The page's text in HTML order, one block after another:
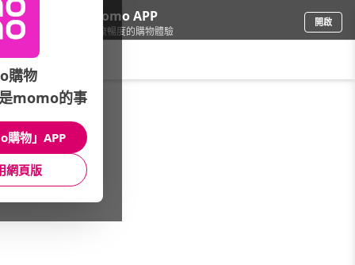
下載momo APP
給你3倍流暢度的購物體驗
開啟
品牌旗艦/PEDRO
潮流推薦
女士
購物
momo的事
購物」APP
網頁版